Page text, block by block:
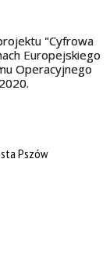
"Cyfrowa
Europejskiego
Operacyjnego
Pszów